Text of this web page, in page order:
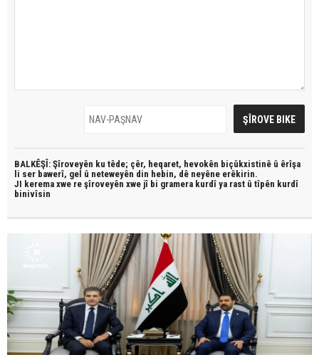
BALKÊŞÎ: Şîroveyên ku têde; çêr, heqaret, hevokên biçûkxistinê û êrîşa
li ser bawerî, gel û neteweyên din hebin, dê neyêne erêkirin.
JI kerema xwe re şîroveyên xwe jî bi gramera kurdî ya rast û tîpên kurdî
binivîsin